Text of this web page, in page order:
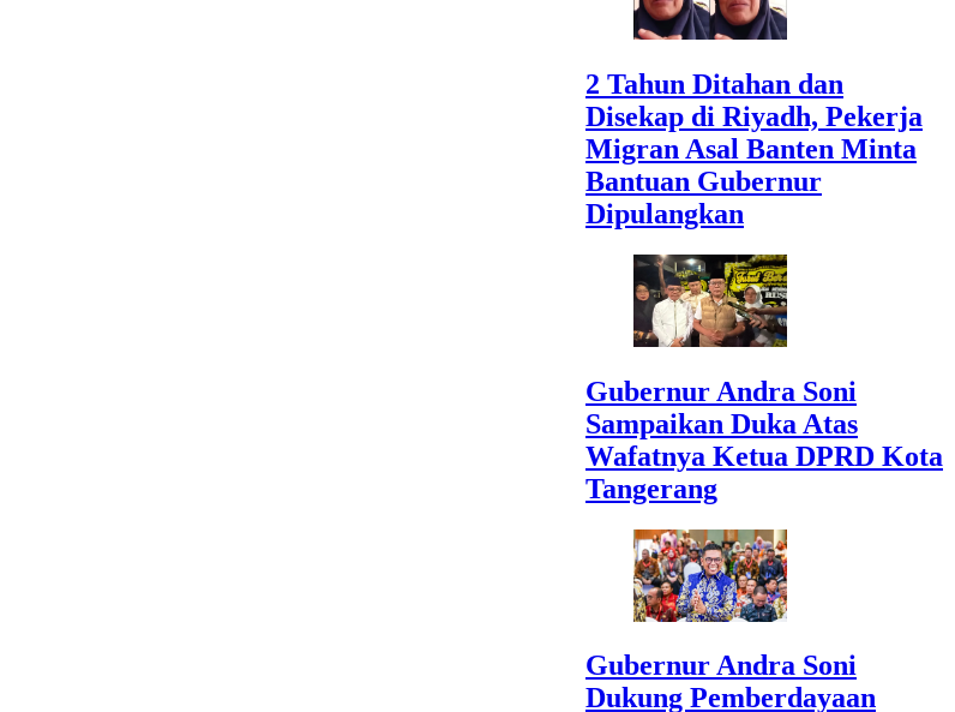
2 Tahun Ditahan dan
Disekap di Riyadh, Pekerja
Migran Asal Banten Minta
Bantuan Gubernur
Dipulangkan
Gubernur Andra Soni
Sampaikan Duka Atas
Wafatnya Ketua DPRD Kota
Tangerang
Gubernur Andra Soni
Dukung Pemberdayaan